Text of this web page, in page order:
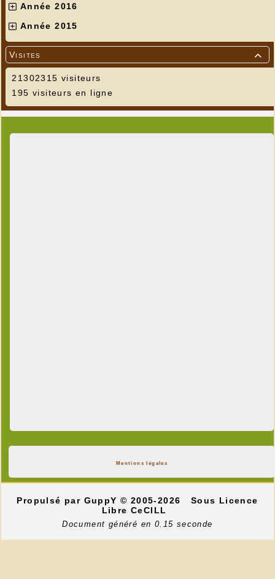
Année 2016
Année 2015

Visites
21302315 visiteurs
195 visiteurs en ligne
Mentions légales
Propulsé par GuppY© 2005-2026
Sous Licence
Libre CeCILL
Document généré en 0.15 seconde